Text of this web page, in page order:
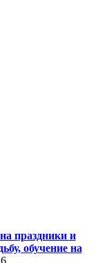
праздники и
обучение на